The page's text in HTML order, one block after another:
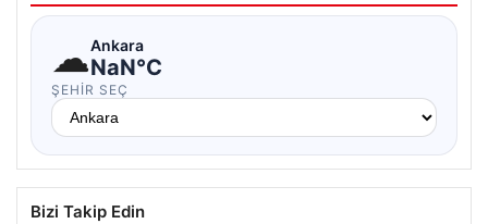
☁Ankara
NaN°C
ŞEHIR SEÇ
Bizi Takip Edin